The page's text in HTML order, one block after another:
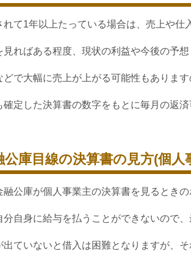
て1年以上たっている場合は、売上や仕
ればある程度、現状の利益や今後の予想
どで大幅に売上が上がる可能性もありま
確定した決算書の数字をもとに毎月の返
公庫目線の決算書の見方(個人
融公庫が個人事業主の決算書を見るとき
自身に給与を払うことができないので
ていないと借入は困難となりますが、